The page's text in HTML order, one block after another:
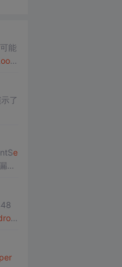
可能
oop
了
e
防
er